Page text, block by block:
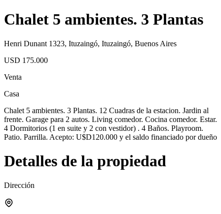
Chalet 5 ambientes. 3 Plantas
Henri Dunant 1323, Ituzaingó, Ituzaingó, Buenos Aires
USD 175.000
Venta
Casa
Chalet 5 ambientes. 3 Plantas. 12 Cuadras de la estacion. Jardin al
frente. Garage para 2 autos. Living comedor. Cocina comedor. Estar.
4 Dormitorios (1 en suite y 2 con vestidor) . 4 Baños. Playroom.
Patio. Parrilla. Acepto: U$D120.000 y el saldo financiado por dueño
Detalles de la propiedad
Dirección